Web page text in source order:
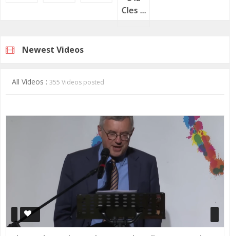
Cles ...
Newest Videos
All Videos : 355 Videos posted